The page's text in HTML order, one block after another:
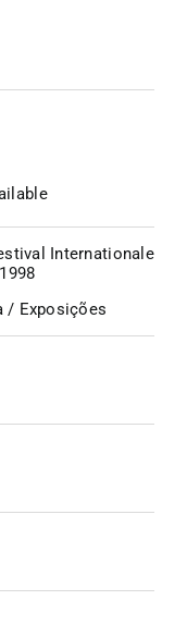
Internationale
/ Exposições